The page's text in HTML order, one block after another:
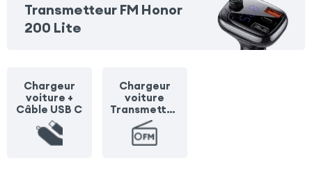
Transmetteur FM Honor
200 Lite
Chargeur
voiture +
Câble USB C
Chargeur
voiture
Transmetteu
r FM